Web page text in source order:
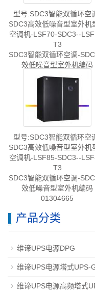
型号:SDC3智能双循环空
SDC3高效低噪音型室外机
空调机-LSF70-SDC3--
T3
SDC3智能双循环空调-
效低噪音型室外机编码
01304663
型号:SDC3智能双循环空
SDC3高效低噪音型室外机
空调机-LSF85-SDC3--
T3
SDC3智能双循环空调-
效低噪音型室外机编码
01304665
产品分类
维谛UPS电源DPG
维谛UPS电源塔式UPS-
维谛UPS电源高频塔式